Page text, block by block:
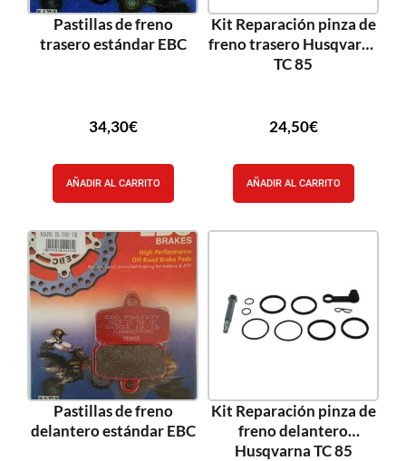
Pastillas de freno
trasero estándar EBC
34,30€
AÑADIR AL CARRITO
Kit Reparación pinza de
freno trasero Husqvarna
TC 85
24,50€
AÑADIR AL CARRITO
Pastillas de freno
delantero estándar EBC
Kit Reparación pinza de
freno delantero
Husqvarna TC 85